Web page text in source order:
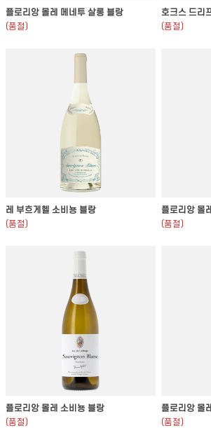
플로리앙 몰레 메네투 살롱 블랑
(품절)
호크스 드리
(품절)
레 부흐게헬 소비뇽 블랑
(품절)
플로리앙 몰
(품절)
플로리앙 몰레 소비뇽 블랑
(품절)
플로리앙 몰
(품절)